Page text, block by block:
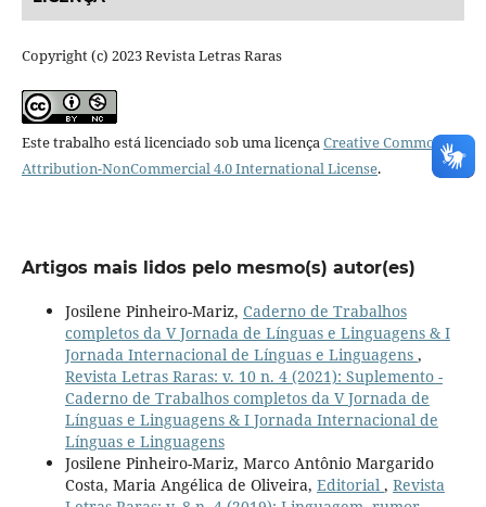
Copyright (c) 2023 Revista Letras Raras
Este trabalho está licenciado sob uma licençaCreative Commons
Attribution-NonCommercial 4.0 International License.
Artigos mais lidos pelo mesmo(s) autor(es)
Josilene Pinheiro-Mariz, Caderno de Trabalhos
completos da V Jornada de Línguas e Linguagens & I
Jornada Internacional de Línguas e Linguagens ,
Revista Letras Raras: v. 10 n. 4 (2021): Suplemento -
Caderno de Trabalhos completos da V Jornada de
Línguas e Linguagens & I Jornada Internacional de
Línguas e Linguagens
Josilene Pinheiro-Mariz, Marco Antônio Margarido
Costa, Maria Angélica de Oliveira, Editorial , Revista